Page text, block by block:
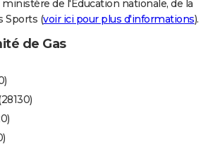
de l'Education nationale, de la
Sports (voir ici pour plus d'informations).
de Gas